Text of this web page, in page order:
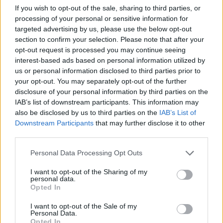
If you wish to opt-out of the sale, sharing to third parties, or
processing of your personal or sensitive information for
targeted advertising by us, please use the below opt-out
section to confirm your selection. Please note that after your
opt-out request is processed you may continue seeing
interest-based ads based on personal information utilized by
us or personal information disclosed to third parties prior to
your opt-out. You may separately opt-out of the further
disclosure of your personal information by third parties on the
IAB’s list of downstream participants. This information may
also be disclosed by us to third parties on the IAB’s List of
Downstream Participants that may further disclose it to other
Personal Data Processing Opt Outs
I want to opt-out of the Sharing of my
personal data.
Opted In
I want to opt-out of the Sale of my
Personal Data.
Opted In
Darba vidē balstīto studiju “Mācītspēks” sākums ir
2020. gadā kā projektam Izglītības un zinātnes
ministrijas pārraudzībā, kuru sākotnēji īstenoja
Latvijas Universitāte, Daugavpils Universitāte un
Liepājas Universitāte kopā ar nodibinājumu
“Iespējamā misija” Eiropas Sociālā fonda
līdzfinansētā projekta Nr. 8.2.1.0/18/I/004 „Latvijas
Universitātes inovatīvas, pētniecībā balstītas studiju
virziena „Izglītība un pedagoģija” studiju
augstākās izglītības programmas „Skolotājs” licenču
ietvaros.
projekta ietvaros konkursa atlasi attiecīgi izturēja